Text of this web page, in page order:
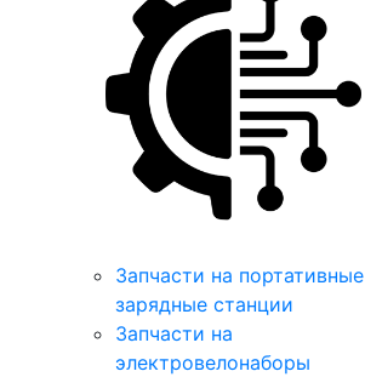
Запчасти на портативные
зарядные станции
Запчасти на
электровелонаборы